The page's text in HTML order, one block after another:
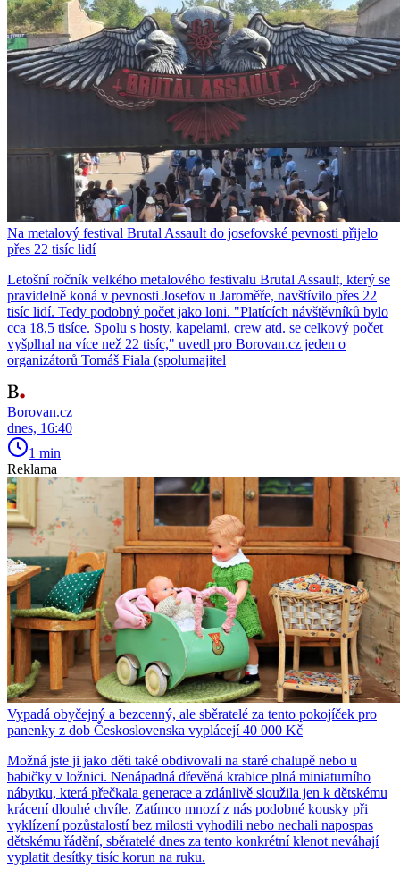
Na metalový festival Brutal Assault do josefovské pevnosti přijelo
přes 22 tisíc lidí
Letošní ročník velkého metalového festivalu Brutal Assault, který se
pravidelně koná v pevnosti Josefov u Jaroměře, navštívilo přes 22
tisíc lidí. Tedy podobný počet jako loni. "Platících návštěvníků bylo
cca 18,5 tisíce. Spolu s hosty, kapelami, crew atd. se celkový počet
vyšplhal na více než 22 tisíc," uvedl pro Borovan.cz jeden o
organizátorů Tomáš Fiala (spolumajitel
Borovan.cz
dnes, 16:40
1 min
Reklama
Vypadá obyčejný a bezcenný, ale sběratelé za tento pokojíček pro
panenky z dob Československa vyplácejí 40 000 Kč
Možná jste ji jako děti také obdivovali na staré chalupě nebo u
babičky v ložnici. Nenápadná dřevěná krabice plná miniaturního
nábytku, která přečkala generace a zdánlivě sloužila jen k dětskému
krácení dlouhé chvíle. Zatímco mnozí z nás podobné kousky při
vyklízení pozůstalostí bez milosti vyhodili nebo nechali napospas
dětskému řádění, sběratelé dnes za tento konkrétní klenot neváhají
vyplatit desítky tisíc korun na ruku.